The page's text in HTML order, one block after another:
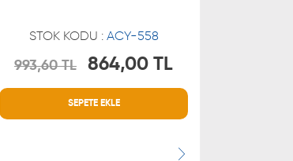
STOK KODU : ACY-558
993,60 TL 864,00 TL
SEPETE EKLE
MÜŞTERİ HİZMETLERİ